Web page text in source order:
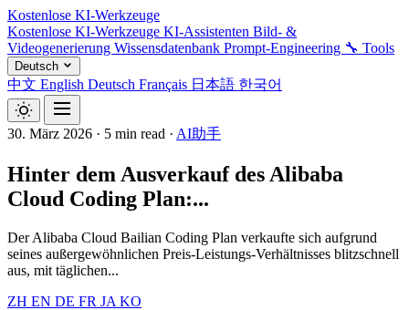
Kostenlose KI-Werkzeuge
Kostenlose KI-Werkzeuge KI-Assistenten Bild- &
Videogenerierung Wissensdatenbank Prompt-Engineering 🔧 Tools
Deutsch
中文 English Deutsch Français 日本語 한국어
30. März 2026 · 5 min read · AI助手
Hinter dem Ausverkauf des Alibaba
Cloud Coding Plan:...
Der Alibaba Cloud Bailian Coding Plan verkaufte sich aufgrund
seines außergewöhnlichen Preis-Leistungs-Verhältnisses blitzschnell
aus, mit täglichen...
ZH EN DE FR JA KO